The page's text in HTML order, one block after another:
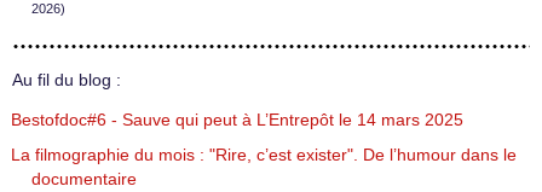
2026)
Au fil du blog :
Bestofdoc#6 - Sauve qui peut à L’Entrepôt le 14 mars 2025
La filmographie du mois : "Rire, c’est exister". De l’humour dans le
documentaire